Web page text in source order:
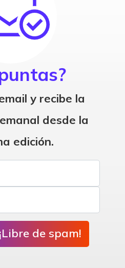
y recibe la
desde la
edición.
de spam!